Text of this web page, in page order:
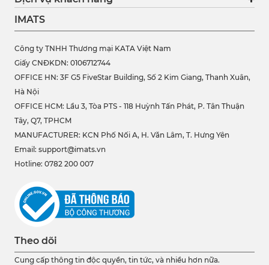
IMATS
Công ty TNHH Thương mại KATA Việt Nam
Giấy CNĐKDN: 0106712744
OFFICE HN: 3F G5 FiveStar Building, Số 2 Kim Giang, Thanh Xuân,
Hà Nội
OFFICE HCM: Lầu 3, Tòa PTS - 118 Huỳnh Tấn Phát, P. Tân Thuận
Tây, Q7, TPHCM
MANUFACTURER: KCN Phố Nối A, H. Văn Lâm, T. Hưng Yên
Email: support@imats.vn
Hotline: 0782 200 007
Theo dõi
Cung cấp thông tin độc quyền, tin tức, và nhiều hơn nữa.